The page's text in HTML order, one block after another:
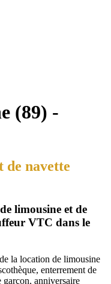
(89) -
de navette
limousine et de
VTC dans le
la location de limousine
enterrement de
anniversaire